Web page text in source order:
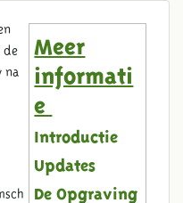
Meer
informati
e
Introductie
Updates
De Opgraving
de
na